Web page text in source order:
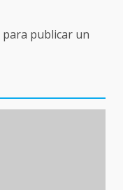
para publicar un